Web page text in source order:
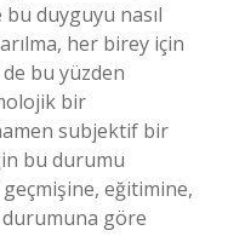
duyguyu nasıl
her birey için
bu yüzden
bir
subjektif bir
bu durumu
geçmişine, eğitimine,
göre